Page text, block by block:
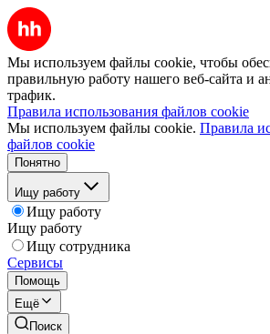
Мы используем файлы cookie, чтобы
правильную работу нашего веб-сайта и
трафик.
Правила использования файлов cookie
Мы используем файлы cookie. Правила
файлов cookie
Понятно
Ищу работу
Ищу работу
Ищу работу
Ищу сотрудника
Сервисы
Помощь
Ещё
Поиск